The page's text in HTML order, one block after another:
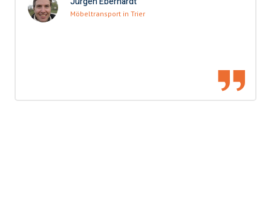
Möbeltransport in Trier